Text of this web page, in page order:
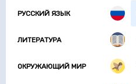
РУССКИЙ ЯЗЫК
ЛИТЕРАТУРА
ОКРУЖАЮЩИЙ МИР